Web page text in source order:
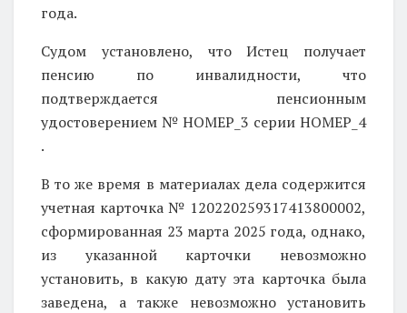
года.
Судом установлено, что Истец получает
пенсию по инвалидности, что
подтверждается пенсионным
удостоверением № НОМЕР_3 серии НОМЕР_4
.
В то же время в материалах дела содержится
учетная карточка № 120220259317413800002,
сформированная 23 марта 2025 года, однако,
из указанной карточки невозможно
установить, в какую дату эта карточка была
заведена, а также невозможно установить